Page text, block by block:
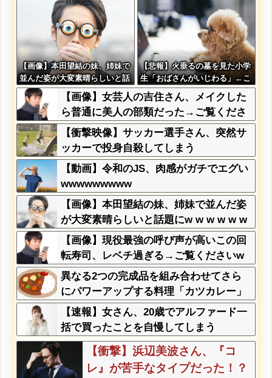
あってる？」 取専「あって
る」→結果『こう』なったんだ
がコレワイが悪いん
か？？？？？？？？
【画像】本田望結の妹、姉妹で
並んだ姿が大変素晴らしいと話
題にw w w w w w w
【悲報】火垂るの墓を見た小学
生「おばさんがいじわる」←こ
れ、年代とともに変わっていく
よな…
【画像】女芸人の吉住さん、メイクした
ら普通に美人の部類だった→ご覧くださ
いw w w w w w w w
【衝撃映像】サッカー選手さん、突然サ
ッカーで投身自殺してしまう
【動画】令和のJS、肉感がガチでエグい
wwwwwwwww
【画像】本田望結の妹、姉妹で並んだ姿
が大変素晴らしいと話題にw w w w w w
w【画像】現役最強の呼び声が高いこの回
転寿司、レベチ過ぎる→ご覧くださいw
w w w w w w
異なる2つの完成品を組み合わせてさら
にパワーアップする料理「カツカレー」
以外にない
【速報】女さん、20歳でアルファード一
括で買ったことを自慢してしまう
【衝撃】浜辺美波さん、『コ
レ』が苦手なタイプだった！？